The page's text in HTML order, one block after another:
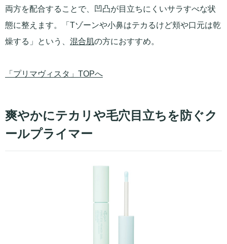
両方を配合することで、凹凸が目立ちにくいサラすべな状
態に整えます。「Tゾーンや小鼻はテカるけど頬や口元は乾
燥する」という、 混合肌の方におすすめ。
「プリマヴィスタ」TOPへ
爽やかにテカリや毛穴目立ちを防ぐク
ールプライマー